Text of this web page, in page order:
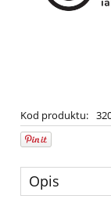
Kod produktu:
Opis